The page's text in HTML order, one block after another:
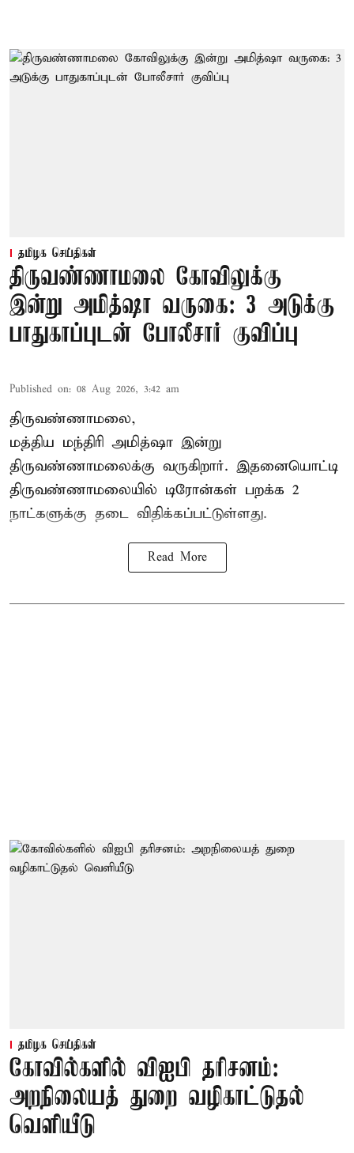
தமிழக செய்திகள்
திருவண்ணாமலை கோவிலுக்கு
இன்று அமித்ஷா வருகை: 3 அடுக்கு
பாதுகாப்புடன் போலீசார் குவிப்பு
Published on: 08 Aug 2026, 3:42 am
திருவண்ணாமலை,
மத்திய மந்திரி அமித்ஷா இன்று
திருவண்ணாமலைக்கு வருகிறார். இதனையொட்டி
திருவண்ணாமலையில் டிரோன்கள் பறக்க 2
நாட்களுக்கு தடை விதிக்கப்பட்டுள்ளது.
Read More
தமிழக செய்திகள்
கோவில்களில் விஐபி தரிசனம்:
அறநிலையத் துறை வழிகாட்டுதல்
வெளியீடு